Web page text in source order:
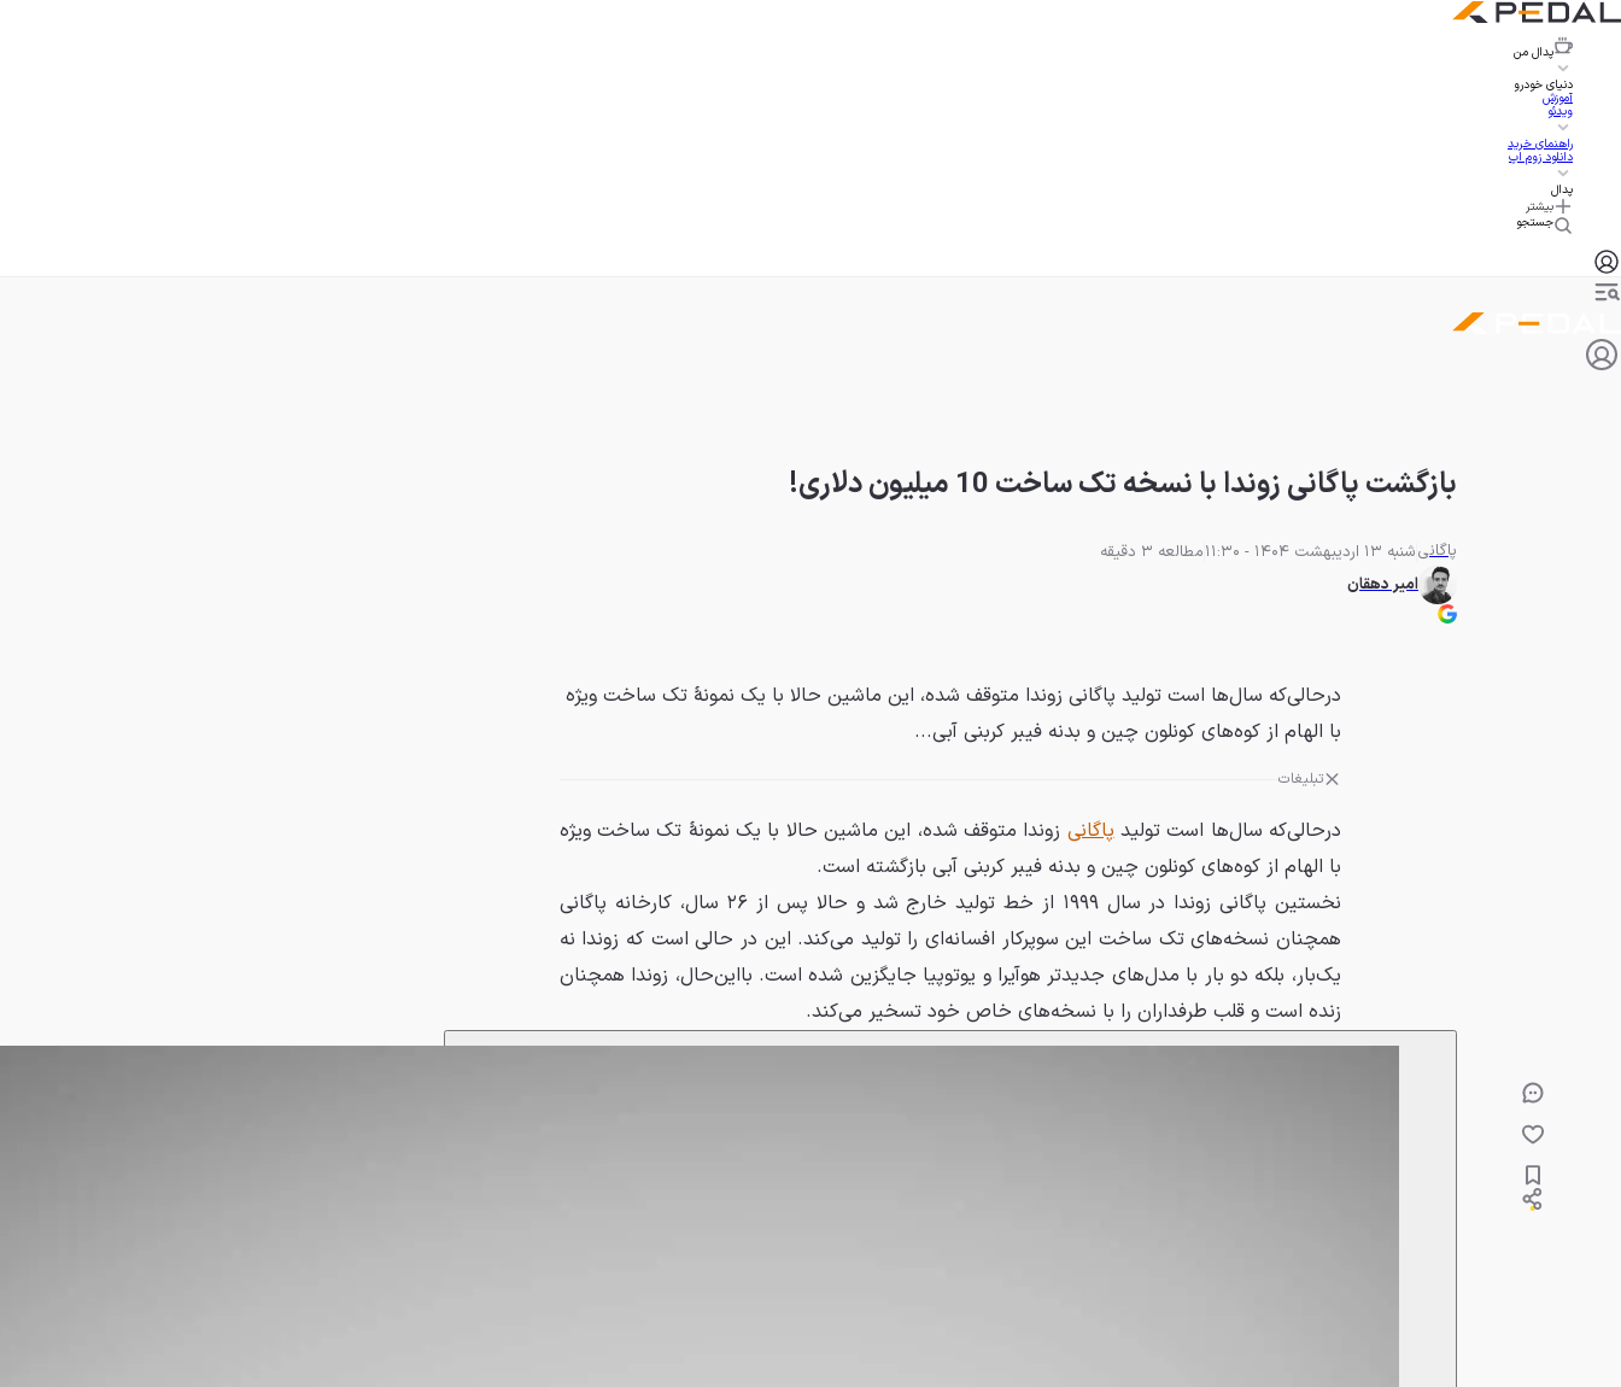
پدال من
دنیای خودرو
آموزش
ویدئو
راهنمای خرید
دانلود زوم اپ
پدال
بیشتر
جستجو
بازگشت پاگانی زوندا با نسخه تک ساخت 10 میلیون دلاری!
پاگانیشنبه 13 اردیبهشت 1404 - 11:30
مطالعه 3 دقیقه
امیر دهقان
درحالی‌که سال‌ها است تولید پاگانی زوندا متوقف شده، این ماشین حالا با یک نمونهٔ تک ساخت ویژه
با الهام از کوه‌های کونلون چین و بدنه فیبر کربنی آبی...
تبلیغات
درحالی‌که سال‌ها است تولیدپاگانی زوندا متوقف شده، این ماشین حالا با یک نمونهٔ تک ساخت ویژه
با الهام از کوه‌های کونلون چین و بدنه فیبر کربنی آبی بازگشته است.
نخستین پاگانی زوندا در سال ۱۹۹۹ از خط تولید خارج شد و حالا پس از ۲۶ سال، کارخانه پاگانی
همچنان نسخه‌های تک ساخت این سوپرکار افسانه‌ای را تولید می‌کند. این در حالی است که زوندا نه
یک‌بار، بلکه دو بار با مدل‌های جدیدتر هوآیرا و یوتوپیا جایگزین شده است. بااین‌حال، زوندا همچنان
زنده است و قلب طرفداران را با نسخه‌های خاص خود تسخیر می‌کند.